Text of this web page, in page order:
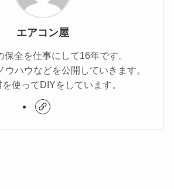
エアコン屋
保全を仕事にして16年です。
ウハウなどを公開していきます。
使ってDIYをしています。